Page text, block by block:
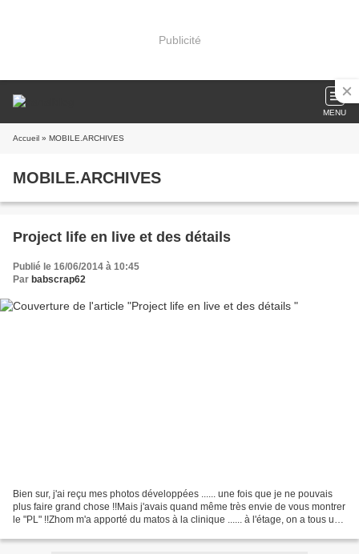
Publicité
MENU
Accueil » MOBILE.ARCHIVES
MOBILE.ARCHIVES
Project life en live et des détails
Publié le 16/06/2014 à 10:45
Par babscrap62
Bien sur, j'ai reçu mes photos développées ...... une fois que je ne pouvais
plus faire grand chose !!Mais j'avais quand même très envie de vous montrer
le "PL" !!Zhom m'a apporté du matos à la clinique ...... à l'étage, on a tous une